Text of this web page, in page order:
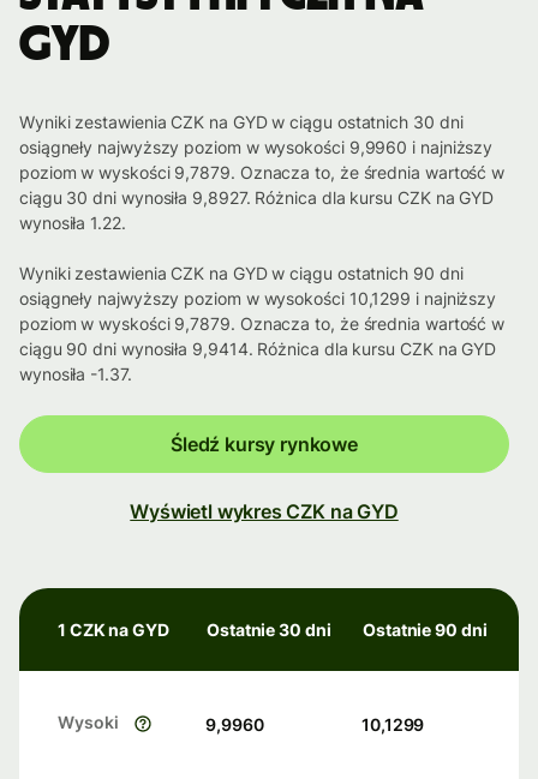
GYD
Wyniki zestawienia CZK na GYD w ciągu ostatnich 30 dni
osiągneły najwyższy poziom w wysokości 9,9960 i najniższy
poziom w wyskości 9,7879. Oznacza to, że średnia wartość w
ciągu 30 dni wynosiła 9,8927. Różnica dla kursu CZK na GYD
wynosiła 1.22.
Wyniki zestawienia CZK na GYD w ciągu ostatnich 90 dni
osiągneły najwyższy poziom w wysokości 10,1299 i najniższy
poziom w wyskości 9,7879. Oznacza to, że średnia wartość w
ciągu 90 dni wynosiła 9,9414. Różnica dla kursu CZK na GYD
wynosiła -1.37.
Śledź kursy rynkowe
Wyświetl wykres CZK na GYD
1 CZK na GYD Ostatnie 30 dni Ostatnie 90 dni
Wysoki 9,9960 10,1299